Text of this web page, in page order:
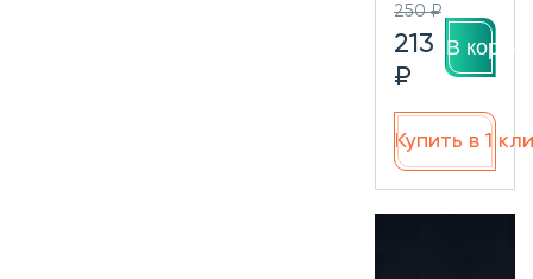
250 ₽
213
₽
В
Купить в 1